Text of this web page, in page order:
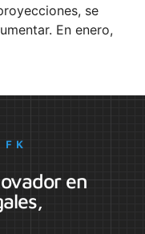
se
En enero,
en